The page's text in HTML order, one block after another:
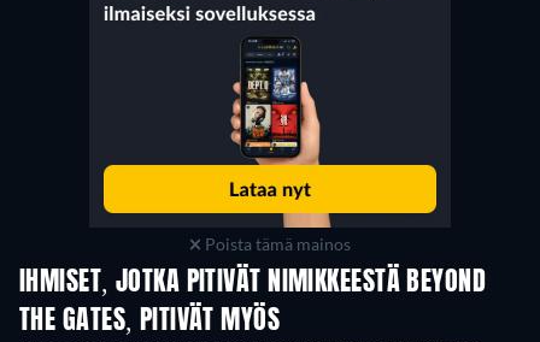
Poista tämä mainos
IHMISET, JOTKA PITIVÄT NIMIKKEESTÄ BEYOND
THE GATES, PITIVÄT MYÖS